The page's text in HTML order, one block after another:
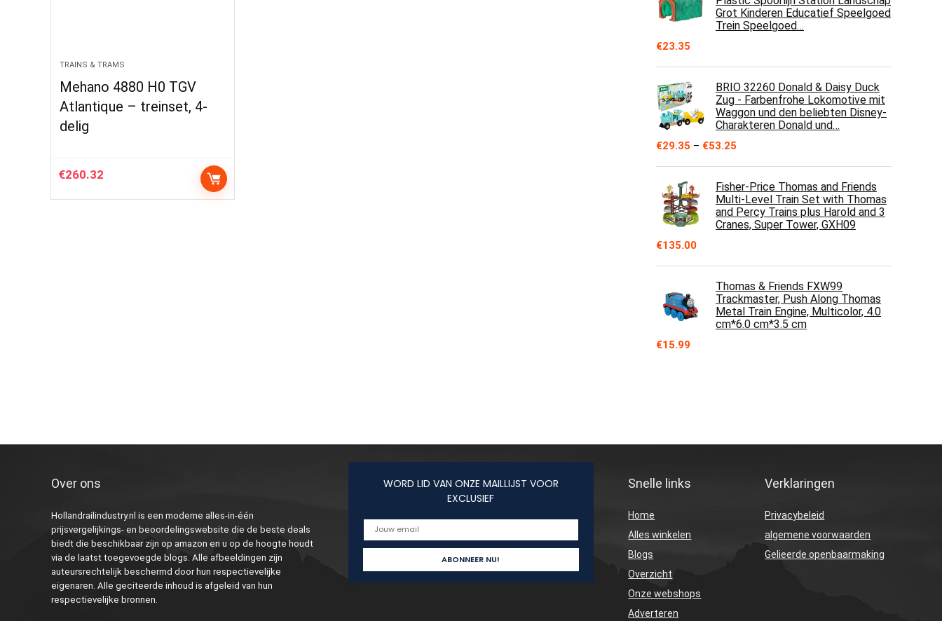
TRAINS & TRAMS
Mehano 4880 H0 TGV
Atlantique – treinset, 4-
delig
€260.32
Grot Kinderen Educatief Speelgoed
Trein Speelgoed…
€23.35
BRIO 32260 Donald & Daisy Duck
Zug - Farbenfrohe Lokomotive mit
Waggon und den beliebten Disney-
Charakteren Donald und…
€29.35 – €53.25
€29.35
through
€53.25
Fisher-Price Thomas and Friends
Multi-Level Train Set with Thomas
and Percy Trains plus Harold and 3
Cranes, Super Tower, GXH09
€135.00
Thomas & Friends FXW99
Trackmaster, Push Along Thomas
Metal Train Engine, Multicolor, 4.0
cm*6.0 cm*3.5 cm
€15.99
Over ons
Hollandrailindustry.nl is een moderne alles-in-één
prijsvergelijkings- en beoordelingswebsite die de beste deals
biedt die beschikbaar zijn op amazon en u op de hoogte houdt
via de laatst toegevoegde blogs. Alle afbeeldingen zijn
auteursrechtelijk beschermd door hun respectievelijke
eigenaren. Alle geciteerde inhoud is afgeleid van hun
respectievelijke bronnen.
WORD LID VAN ONZE MAILLIJST VOOR
EXCLUSIEF
Snelle links
Home
Alles winkelen
Blogs
Overzicht
Onze webshops
Adverteren
Verklaringen
Privacybeleid
algemene voorwaarden
Gelieerde openbaarmaking